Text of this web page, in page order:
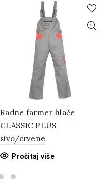
Radne farmer hlače
CLASSIC PLUS
sivo/crvene
Pročitaj više